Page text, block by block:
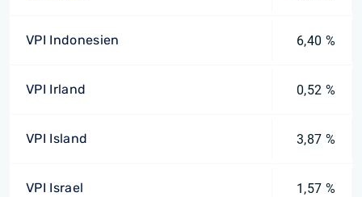
VPI Indonesien 6,40 %
VPI Irland 0,52 %
VPI Island 3,87 %
VPI Israel 1,57 %